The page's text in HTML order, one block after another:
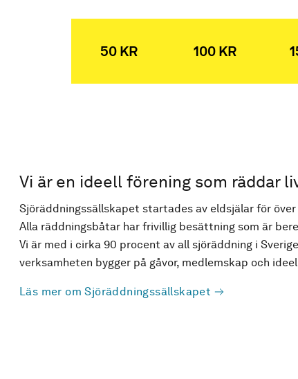
50 KR 100 KR
Vi är en ideell förening som räddar
Sjöräddningssällskapet startades av eldsjälar för
Alla räddningsbåtar har frivillig besättning som är
Vi är med i cirka 90 procent av all sjöräddning i
verksamheten bygger på gåvor, medlemskap och
Läs mer om Sjöräddningssällskapet